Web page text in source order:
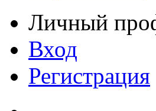
Личный
Вход
Регистрация